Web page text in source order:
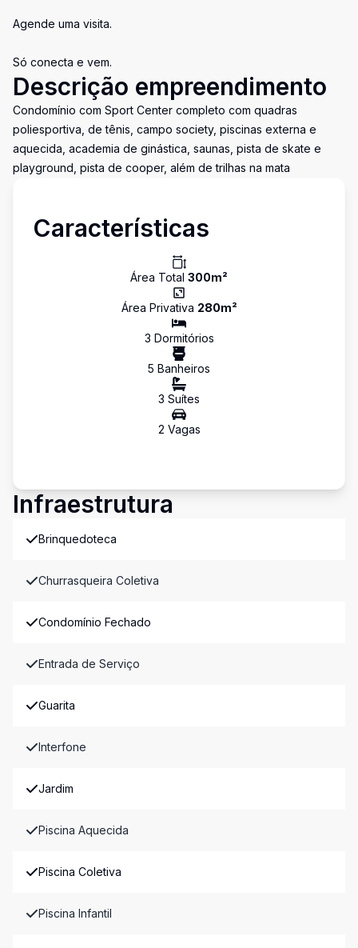
Agende uma visita.
Só conecta e vem.
Descrição empreendimento
Condomínio com Sport Center completo com quadras
poliesportiva, de tênis, campo society, piscinas externa e
aquecida, academia de ginástica, saunas, pista de skate e
playground, pista de cooper, além de trilhas na mata
Características
Área Total 300m²
Área Privativa 280m²
3 Dormitórios
5 Banheiros
3 Suítes
2 Vagas
Infraestrutura
Brinquedoteca
Churrasqueira Coletiva
Condomínio Fechado
Entrada de Serviço
Guarita
Interfone
Jardim
Piscina Aquecida
Piscina Coletiva
Piscina Infantil